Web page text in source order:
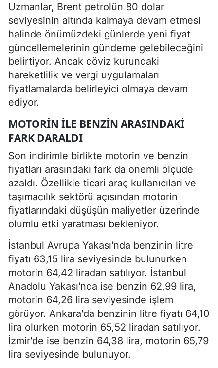
Uzmanlar, Brent petrolün 80 dolar
seviyesinin altında kalmaya devam etmesi
halinde önümüzdeki günlerde yeni fiyat
güncellemelerinin gündeme gelebileceğini
belirtiyor. Ancak döviz kurundaki
hareketlilik ve vergi uygulamaları
fiyatlamalarda belirleyici olmaya devam
ediyor.
MOTORIN ILE BENZIN ARASINDAKI
FARK DARALDI
Son indirimle birlikte motorin ve benzin
fiyatları arasındaki fark da önemli ölçüde
azaldı. Özellikle ticari araç kullanıcıları ve
taşımacılık sektörü açısından motorin
fiyatlarındaki düşüşün maliyetler üzerinde
olumlu etki yaratması bekleniyor.
İstanbul Avrupa Yakası'nda benzinin litre
fiyatı 63,15 lira seviyesinde bulunurken
motorin 64,42 liradan satılıyor. İstanbul
Anadolu Yakası'nda ise benzin 62,99 lira,
motorin 64,26 lira seviyesinde işlem
görüyor. Ankara'da benzinin litre fiyatı 64,10
lira olurken motorin 65,52 liradan satılıyor.
İzmir'de ise benzin 64,38 lira, motorin 65,79
lira seviyesinde bulunuyor.